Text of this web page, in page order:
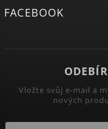
FACEBOOK
Vložte svůj e-mail a
nových